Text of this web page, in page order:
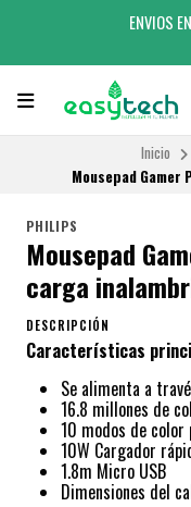
ENVIOS
Inicio
Mousepad
PHILIPS
Mousepad
carga
DESCRIPCIÓN
Características
Se alimenta a
16.8 millones de
10 modos de
10W Cargador
1.8m Micro USB
Dimensiones del